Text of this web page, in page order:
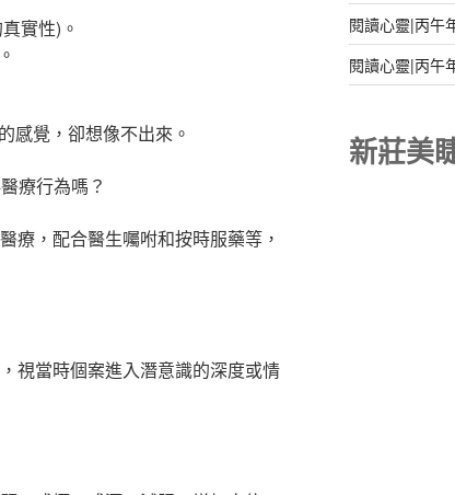
實性)。
感覺，卻想像不出來。
療行為嗎？
療，配合醫生囑咐和按時服藥等，
視當時個案進入潛意識的深度或情
閱讀心靈|丙午
閱讀心靈|丙午
新莊美